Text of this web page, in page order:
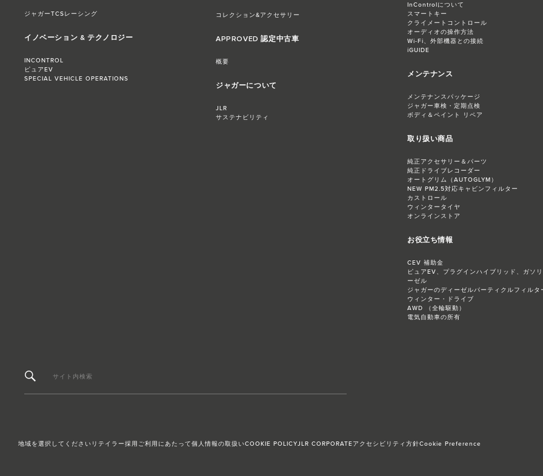
ジャガーTCSレーシング
イノベーション & テクノロジー
INCONTROL
ピュアEV
SPECIAL VEHICLE OPERATIONS
コレクション&アクセサリー
APPROVED 認定中古車
概要
ジャガーについて
JLR
サステナビリティ​
InControlについて
スマートキー
クライメートコントロール
オーディオの操作方法
Wi-Fi、外部機器との接続
iGUIDE
メンテナンス
メンテナンスパッケージ
ジャガー​車検・定期点検
ボディ＆ペイント リペア
取り扱い商品
純正アクセサリー＆パーツ
純正ドライブレコーダー
オートグリム（AUTOGLYM）
NEW PM2.5対応​キャビンフィルター
カストロール
ウィンタータイヤ
オンラインストア
お役立ち情報
CEV 補助金
ピュアEV、プラグインハイブリッド、ガソ
ーゼル
ジャガーのディーゼルパーティクルフィルタ
ウィンター・ドライブ
AWD （全輪駆動）
電気自動車の所有
サイト内検索
地域を選択してください リテイラー採用 ご利用にあたって個人情報の取扱いCOOKIE POLICYJLR CORPORATEアクセシビリティ方針Cookie Preference